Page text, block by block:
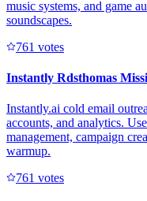
music systems, and game
soundscapes.
761 votes
Instantly Rdsthomas
Instantly.ai cold email
accounts, and analytics.
management, campaign
warmup.
761 votes